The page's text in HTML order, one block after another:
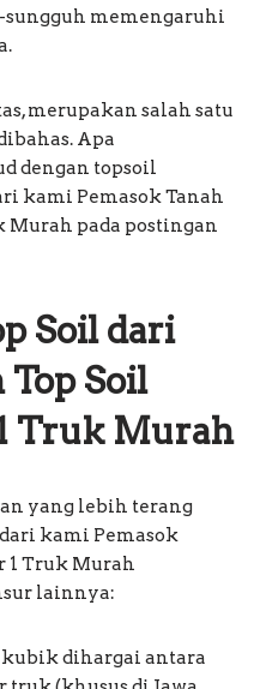
sungguh memengaruhi
merupakan salah satu
Apa
dengan topsoil
kami Pemasok Tanah
Murah pada postingan
Soil dari
Top Soil
Truk Murah
yang lebih terang
kami Pemasok
1 Truk Murah
lainnya:
kubik dihargai antara